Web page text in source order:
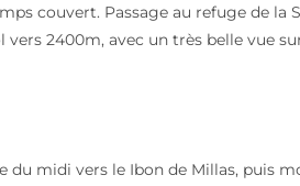
couvert. Passage au refuge de la
2400m, avec un très belle vue
du midi vers le Ibon de Millas, puis